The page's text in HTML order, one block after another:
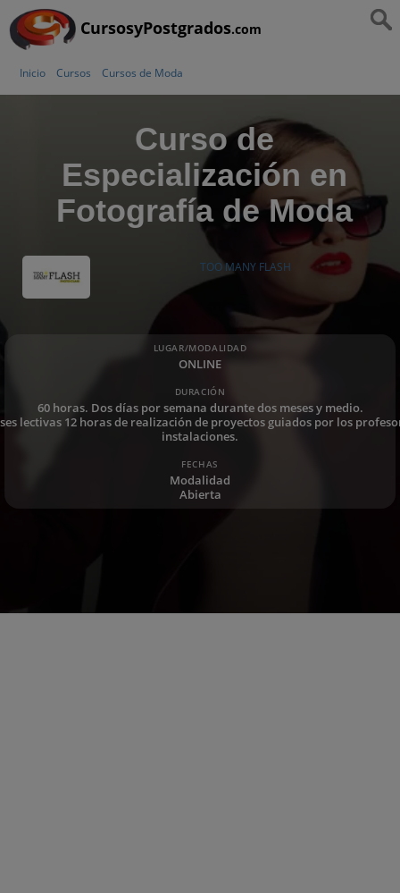
CursosyPostgrados.com
Inicio Cursos Cursos de Moda
Curso de
Especialización en
Fotografía de Moda
TOO MANY FLASH
LUGAR/MODALIDAD
ONLINE
DURACIÓN
60 horas. Dos días por semana durante dos meses y medio.
lectivas 12 horas de realización de proyectos guiados por los
instalaciones.
FECHAS
Modalidad
Abierta